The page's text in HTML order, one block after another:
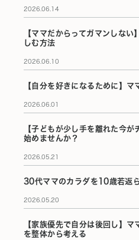
2026.06.14
【ママだからってガマンしな
しむ方法
2026.06.10
【自分を好きになるために】マ
2026.06.01
【子どもが少し手を離れた今
始めませんか？
2026.05.21
30代ママのカラダを10歳若返
2026.05.20
【家族優先で自分は後回し】
を整体から考える